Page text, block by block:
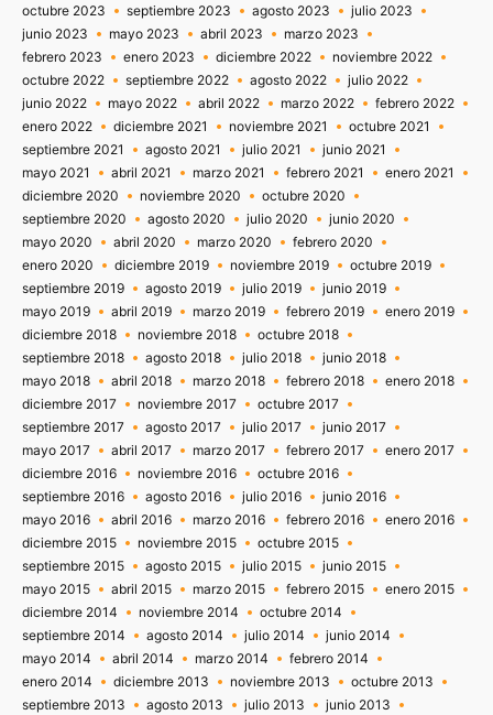
octubre 2023
septiembre 2023 agosto 2023
julio 2023
junio 2023
mayo 2023 abril 2023
marzo 2023
febrero 2023
enero 2023 diciembre 2022
noviembre 2022
octubre 2022
septiembre 2022 agosto 2022
julio 2022
junio 2022
mayo 2022 abril 2022 marzo 2022
febrero 2022
enero 2022
diciembre 2021 noviembre 2021
octubre 2021
septiembre 2021
agosto 2021 julio 2021
junio 2021
mayo 2021
abril 2021 marzo 2021 febrero 2021
enero 2021
diciembre 2020
noviembre 2020
octubre 2020
septiembre 2020
agosto 2020 julio 2020
junio 2020
mayo 2020
abril 2020 marzo 2020
febrero 2020
enero 2020
diciembre 2019 noviembre 2019
octubre 2019
septiembre 2019
agosto 2019 julio 2019
junio 2019
mayo 2019
abril 2019 marzo 2019 febrero 2019
enero 2019
diciembre 2018
noviembre 2018
octubre 2018
septiembre 2018
agosto 2018 julio 2018
junio 2018
mayo 2018
abril 2018 marzo 2018 febrero 2018
enero 2018
diciembre 2017
noviembre 2017
octubre 2017
septiembre 2017
agosto 2017 julio 2017
junio 2017
mayo 2017
abril 2017 marzo 2017 febrero 2017
enero 2017
diciembre 2016
noviembre 2016
octubre 2016
septiembre 2016
agosto 2016 julio 2016
junio 2016
mayo 2016
abril 2016 marzo 2016 febrero 2016
enero 2016
diciembre 2015
noviembre 2015
octubre 2015
septiembre 2015
agosto 2015 julio 2015
junio 2015
mayo 2015
abril 2015 marzo 2015 febrero 2015
enero 2015
diciembre 2014
noviembre 2014
octubre 2014
septiembre 2014
agosto 2014 julio 2014
junio 2014
mayo 2014
abril 2014 marzo 2014
febrero 2014
enero 2014
diciembre 2013 noviembre 2013
octubre 2013
septiembre 2013
agosto 2013 julio 2013 junio 2013